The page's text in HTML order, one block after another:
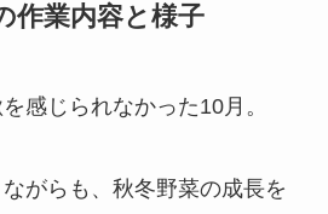
作業内容と様子
感じられなかった10月。
がらも、秋冬野菜の成長を